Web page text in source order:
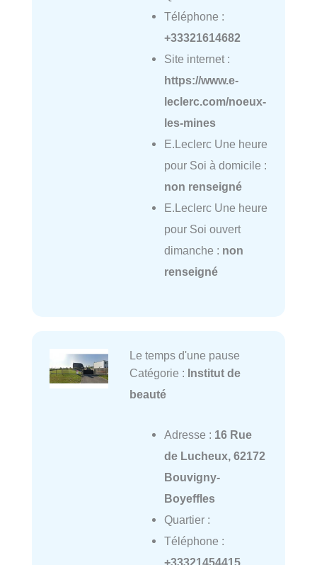
Téléphone :
+33321614682
Site internet :
https://www.e-
leclerc.com/noeux-
les-mines
E.Leclerc Une heure
pour Soi à domicile :
non renseigné
E.Leclerc Une heure
pour Soi ouvert
dimanche : non
renseigné
Le temps d'une pause
Catégorie : Institut de
beauté
Adresse : 16 Rue
de Lucheux, 62172
Bouvigny-
Boyeffles
Quartier :
Téléphone :
+33321454415